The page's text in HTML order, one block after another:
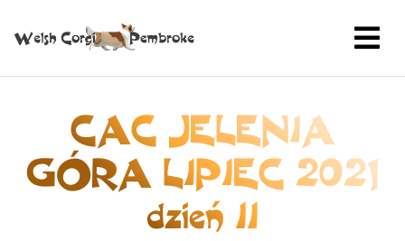
CAC JELENIA
GÓRA LIPIEC 2021
dzień II